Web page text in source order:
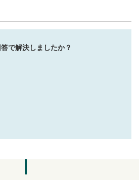
で解決しましたか？